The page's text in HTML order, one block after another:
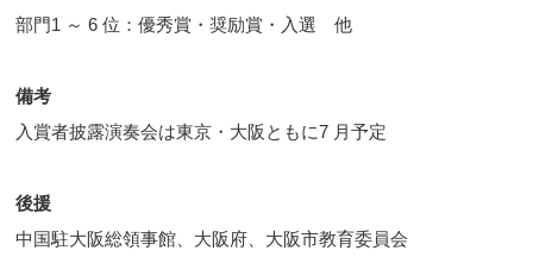
部門1 ～ 6 位：優秀賞・奨励賞・入選 他
備考
入賞者披露演奏会は東京・大阪ともに7 月予定
後援
中国駐大阪総領事館、大阪府、大阪市教育委員会